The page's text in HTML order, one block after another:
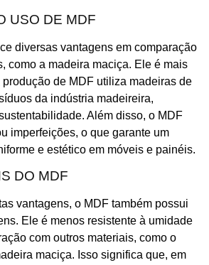
USO DE MDF
diversas vantagens em comparação
como a madeira maciça. Ele é mais
de MDF utiliza madeiras de
da indústria madeireira,
Além disso, o MDF
imperfeições, o que garante um
e estético em móveis e painéis.
DO MDF
vantagens, o MDF também possui
Ele é menos resistente à umidade
com outros materiais, como o
maciça. Isso significa que, em